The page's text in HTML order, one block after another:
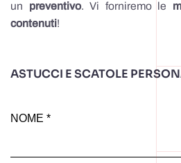
un preventivo. Vi forniremo le
contenuti!
ASTUCCI E SCATOLE
NOME *